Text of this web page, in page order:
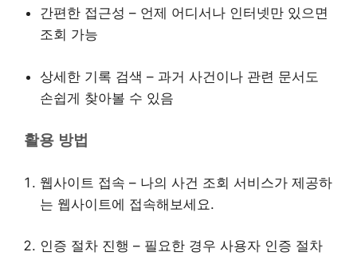
간편한 접근성 – 언제 어디서나 인터넷만 있으면
조회 가능
상세한 기록 검색 – 과거 사건이나 관련 문서도
손쉽게 찾아볼 수 있음
활용 방법
웹사이트 접속 – 나의 사건 조회 서비스가 제공하
는 웹사이트에 접속해보세요.
인증 절차 진행 – 필요한 경우 사용자 인증 절차